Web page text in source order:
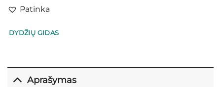
Patinka
DYDŽIŲ GIDAS
Aprašymas